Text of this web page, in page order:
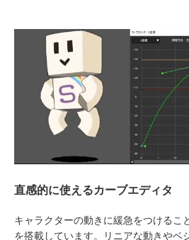
直感的に使えるカーブエディタ
キャラクターの動きに緩急をつけるこ
を搭載しています。リニアな動きやベ